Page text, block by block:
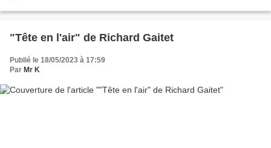
"Tête en l'air" de Richard Gaitet
Publié le 18/05/2023 à 17:59
Par Mr K